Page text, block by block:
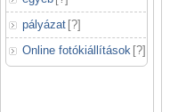
pályázat [?]
Online fotókiállítások [?]